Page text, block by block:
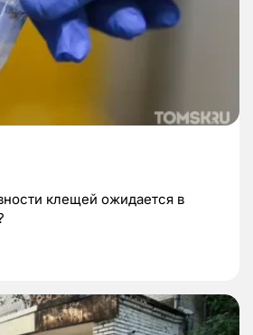
клещей ожидается в